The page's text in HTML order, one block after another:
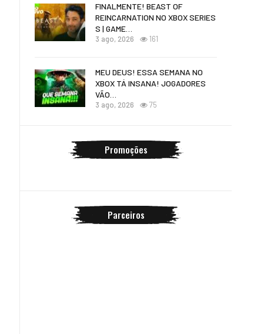
FINALMENTE! BEAST OF
REINCARNATION NO XBOX SERIES
S | GAME…
3 ago, 2026 161
MEU DEUS! ESSA SEMANA NO
XBOX TÁ INSANA! JOGADORES
VÃO…
3 ago, 2026 75
Promoções
Parceiros